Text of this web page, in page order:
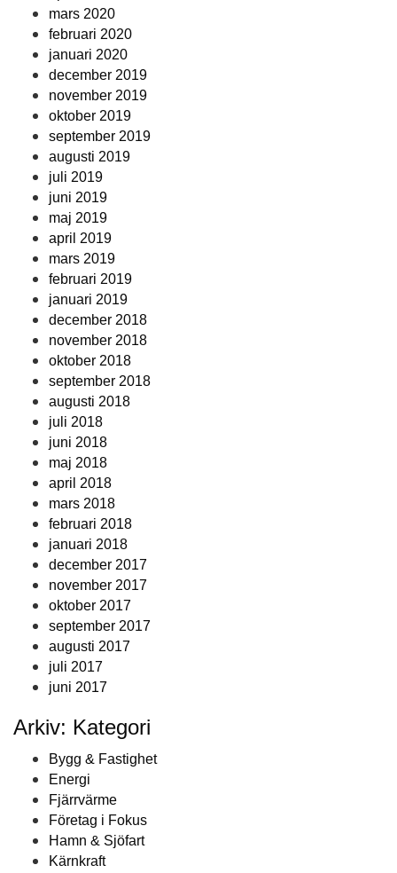
mars 2020
februari 2020
januari 2020
december 2019
november 2019
oktober 2019
september 2019
augusti 2019
juli 2019
juni 2019
maj 2019
april 2019
mars 2019
februari 2019
januari 2019
december 2018
november 2018
oktober 2018
september 2018
augusti 2018
juli 2018
juni 2018
maj 2018
april 2018
mars 2018
februari 2018
januari 2018
december 2017
november 2017
oktober 2017
september 2017
augusti 2017
juli 2017
juni 2017
Arkiv: Kategori
Bygg & Fastighet
Energi
Fjärrvärme
Företag i Fokus
Hamn & Sjöfart
Kärnkraft